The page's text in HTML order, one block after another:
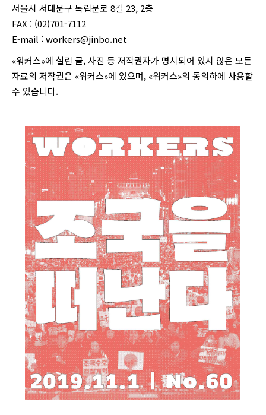
서울시 서대문구 독립문로 8길 23, 2층
FAX : (02)701-7112
E-mail : workers@jinbo.net
«워커스»에 실린 글, 사진 등 저작권자가 명시되어 있지 않은 모든
자료의 저작권은 «워커스»에 있으며, «워커스»의 동의하에 사용할
수 있습니다.